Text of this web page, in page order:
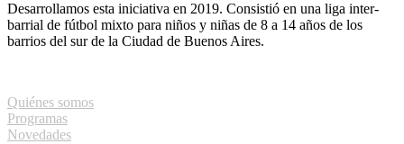
Desarrollamos esta iniciativa en 2019. Consistió en una liga inter-
barrial de fútbol mixto para niños y niñas de 8 a 14 años de los
barrios del sur de la Ciudad de Buenos Aires.
Quiénes somos
Programas
Novedades